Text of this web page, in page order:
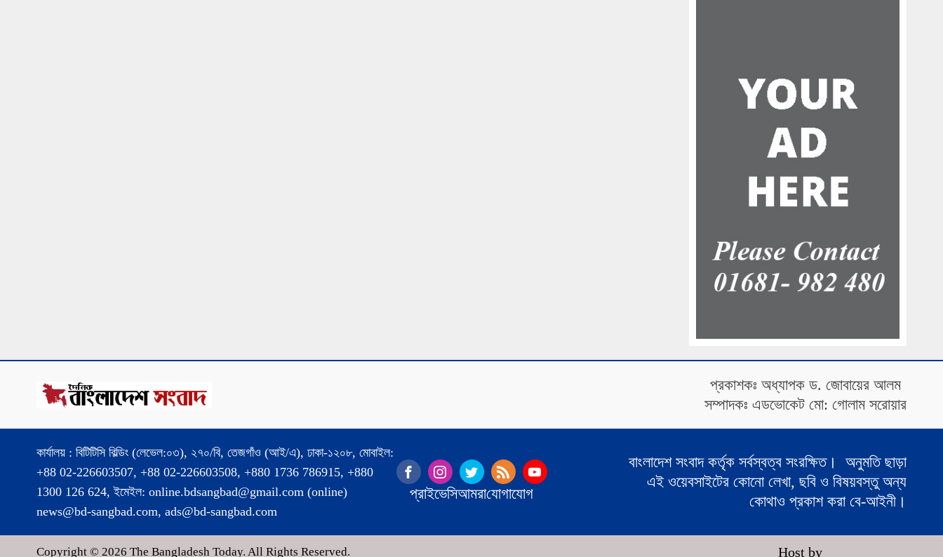
প্রকাশকঃ অধ্যাপক ড. জোবায়ের আলম
সম্পাদকঃ এডভোকেট মো: গোলাম সরোয়ার
কার্যালয় : বিটিটিসি বিল্ডিং (লেভেল:০৩), ২৭০/বি, তেজগাঁও (আই/এ), ঢাকা-১২০৮, মোবাইল:
+88 02-226603507, +88 02-226603508, +880 1736 786915, +880
1300 126 624, ইমেইল: online.bdsangbad@gmail.com (online)
news@bd-sangbad.com, ads@bd-sangbad.com
প্রাইভেসিআমরাযোগাযোগ
বাংলাদেশ সংবাদ কর্তৃক সর্বস্বত্ব সংরক্ষিত। অনুমতি ছাড়া
এই ওয়েবসাইটের কোনো লেখা, ছবি ও বিষয়বস্তু অন্য
কোথাও প্রকাশ করা বে-আইনী।
Copyright © 2026 The Bangladesh Today. All Rights Reserved. Host by